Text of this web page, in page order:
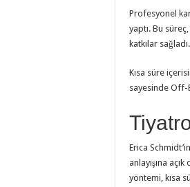
Profesyonel
yaptı. Bu
katkılar sağladı.
Kısa süre
sayesinde Off-
Erica
anlayışına
yöntemi, kısa